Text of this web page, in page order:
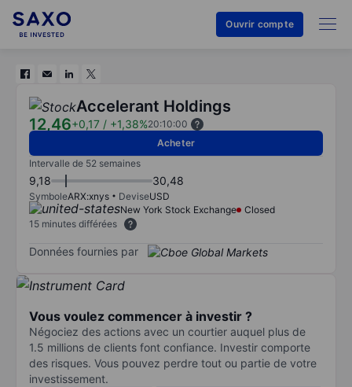
Ouvrir compte
Accelerant Holdings
12,46+0,17 / +1,38%20:10:00
Acheter
Intervalle de 52 semaines
9,18 30,48
SymboleARX:xnys DeviseUSD
New York Stock Exchange
Closed
15 minutes différées
Données fournies par
Vous voulez commencer à investir ?
Négociez des actions avec un courtier auquel plus de
1.5 millions de clients font confiance. Investir comporte
des risques. Vous pouvez perdre tout ou partie de votre
investissement.